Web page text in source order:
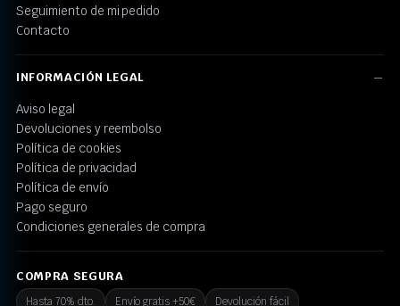
Seguimiento de mi pedido
Contacto
INFORMACIÓN LEGAL
Aviso legal
Devoluciones y reembolso
Política de cookies
Política de privacidad
Política de envío
Pago seguro
Condiciones generales de compra
COMPRA SEGURA
Hasta 70% dto. Envío gratis +50€ Devolución fácil